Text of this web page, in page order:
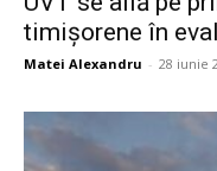
timișorene în
Matei Alexandru - 28 iunie